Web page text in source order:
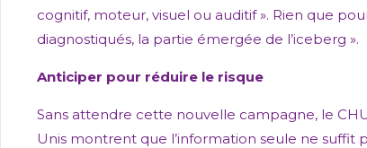
cognitif, moteur, visuel ou auditif ». Rien que
diagnostiqués, la partie émergée de l’iceberg ».
Anticiper pour réduire le risque
Sans attendre cette nouvelle campagne, le
Unis montrent que l’information seule ne suffit